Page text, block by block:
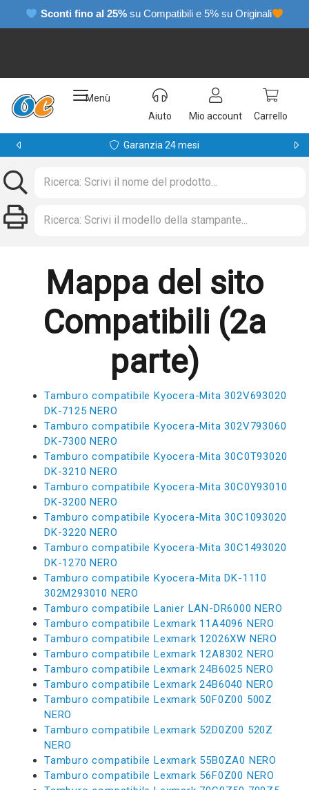
Sconti fino al 25% su Compatibili e 5% su Originali
Menù
Aiuto
Mio account Carrello
Garanzia 24 mesi
Mappa del sito
Compatibili (2a
parte)
Tamburo compatibile Kyocera-Mita 302V693020
DK-7125 NERO
Tamburo compatibile Kyocera-Mita 302V793060
DK-7300 NERO
Tamburo compatibile Kyocera-Mita 30C0T93020
DK-3210 NERO
Tamburo compatibile Kyocera-Mita 30C0Y93010
DK-3200 NERO
Tamburo compatibile Kyocera-Mita 30C1093020
DK-3220 NERO
Tamburo compatibile Kyocera-Mita 30C1493020
DK-1270 NERO
Tamburo compatibile Kyocera-Mita DK-1110
302M293010 NERO
Tamburo compatibile Lanier LAN-DR6000 NERO
Tamburo compatibile Lexmark 11A4096 NERO
Tamburo compatibile Lexmark 12026XW NERO
Tamburo compatibile Lexmark 12A8302 NERO
Tamburo compatibile Lexmark 24B6025 NERO
Tamburo compatibile Lexmark 24B6040 NERO
Tamburo compatibile Lexmark 50F0Z00 500Z
NERO
Tamburo compatibile Lexmark 52D0Z00 520Z
NERO
Tamburo compatibile Lexmark 55B0ZA0 NERO
Tamburo compatibile Lexmark 56F0Z00 NERO